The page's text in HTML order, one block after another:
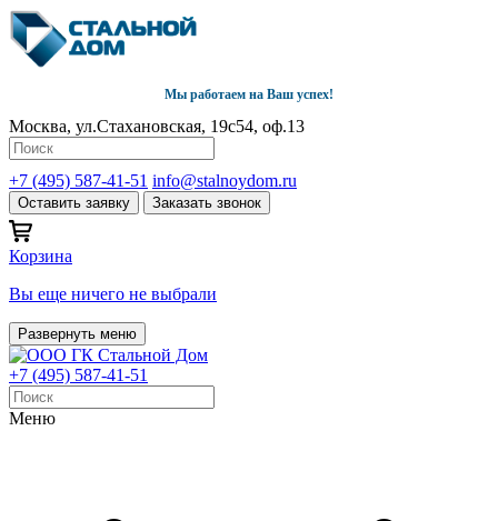
Мы работаем на Ваш успех!
Москва, ул.Стахановская, 19с54, оф.13
+7 (495) 587-41-51 info@stalnoydom.ru
Оставить заявку Заказать звонок
Корзина
Вы еще ничего не выбрали
Развернуть меню
+7 (495) 587-41-51
Меню